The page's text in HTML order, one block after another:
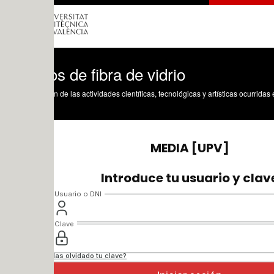
de fibra de vidrio
de las actividades científicas, tecnológicas y artísticas ocurridas en los tres